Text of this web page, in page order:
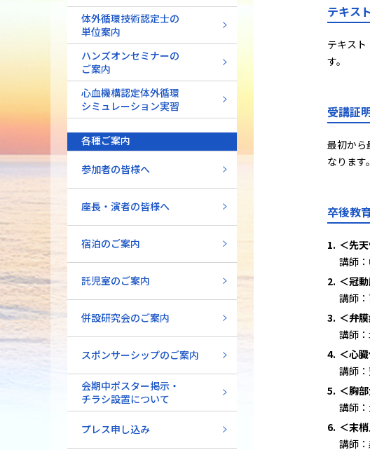
体外循環技術認定士の
単位案内
ハンズオンセミナーの
ご案内
心血機構認定体外循環
シミュレーション実習
各種ご案内
参加者の皆様へ
座長・演者の皆様へ
宿泊のご案内
託児室のご案内
併設研究会のご案内
スポンサーシップのご案内
会期中ポスター掲示・
チラシ設置について
プレス申し込み
テキス
テキス
す。
受講証
最初から
なります。
卒後教
1. ＜先
講師
2. ＜冠
講師
3. ＜弁
講師
4. ＜心
講師
5. ＜胸
講師
6. ＜末
講師